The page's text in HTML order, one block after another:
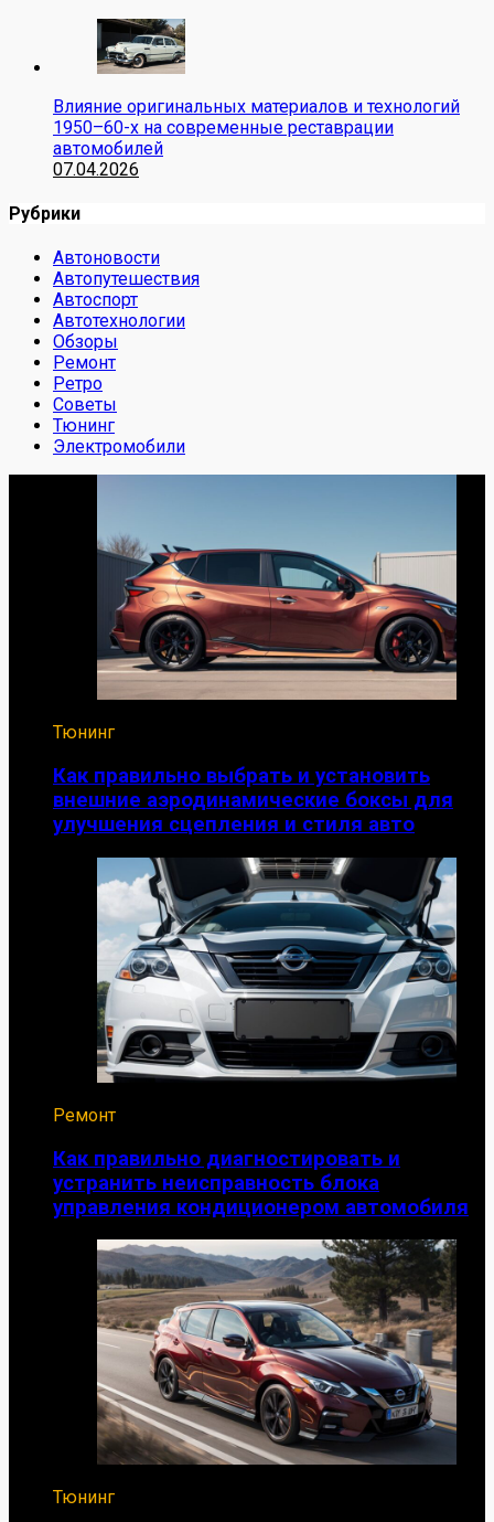
Влияние оригинальных материалов и технологий
1950–60-х на современные реставрации
автомобилей
07.04.2026
Рубрики
Автоновости
Автопутешествия
Автоспорт
Автотехнологии
Обзоры
Ремонт
Ретро
Советы
Тюнинг
Электромобили
Тюнинг
Как правильно выбрать и установить
внешние аэродинамические боксы для
улучшения сцепления и стиля авто
Ремонт
Как правильно диагностировать и
устранить неисправность блока
управления кондиционером автомобиля
Тюнинг